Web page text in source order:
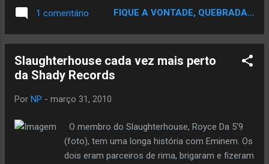
1 comentário FIQUE A VONTADE, QUEBRADA...
Slaughterhouse cada vez mais perto
da Shady Records
Por NP - março 31, 2010
O membro do Slaughterhouse, Royce Da 5'9
(foto), tem uma longa história com Eminem. Os
dois eram parceiros de rima, brigaram e fizeram